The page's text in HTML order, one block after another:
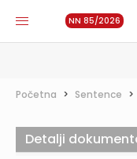
NN 85/2026
Početna > Sentence >
Detalji